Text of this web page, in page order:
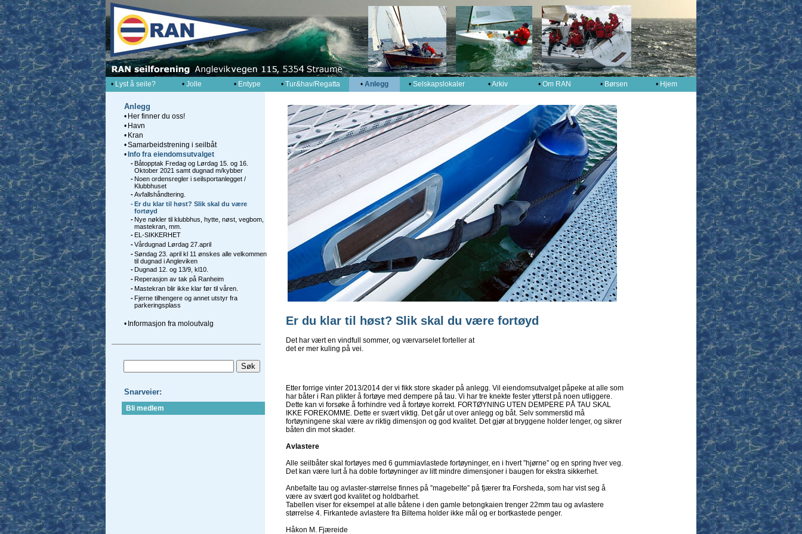
• Lyst å seile? • Jolle • Entype • Tur&hav/Regatta • Anlegg • Selskapslokaler •Arkiv • Om RAN •Børsen •Hjem
Anlegg
• Her finner du oss!
• Havn
• Kran
•Samarbeidstrening i seilbåt
• Info fra eiendomsutvalget
-Båtopptak Fredag og Lørdag 15. og 16.
Oktober 2021 samt dugnad m/kybber
-Noen ordensregler i seilsportanlegget /
Klubbhuset
-Avfallshåndtering.
-Er du klar til høst? Slik skal du være
fortøyd
-Nye nøkler til klubbhus, hytte, nøst, vegbom,
mastekran, mm.
-EL-SIKKERHET
-Vårdugnad Lørdag 27.april
-Søndag 23. april kl 11 ønskes alle velkommen
til dugnad i Angleviken
-Dugnad 12. og 13/9, kl10.
-Reperasjon av tak på Ranheim
-Mastekran blir ikke klar før til våren.
-Fjerne tilhengere og annet utstyr fra
parkeringsplass
• Informasjon fra moloutvalg
Snarveier:
Bli medlem
Er du klar til høst? Slik skal du være fortøyd
Det har vært en vindfull sommer, og værvarselet forteller at
det er mer kuling på vei.
Etter forrige vinter 2013/2014 der vi fikk store skader på anlegg. Vil eiendomsutvalget påpeke at alle som
har båter i Ran plikter å fortøye med dempere på tau. Vi har tre knekte fester ytterst på noen utliggere.
Dette kan vi forsøke å forhindre ved å fortøye korrekt. FORTØYNING UTEN DEMPERE PÅ TAU SKAL
IKKE FOREKOMME. Dette er svært viktig. Det går ut over anlegg og båt. Selv sommerstid må
fortøyningene skal være av riktig dimensjon og god kvalitet. Det gjør at bryggene holder lenger, og sikrer
båten din mot skader.
Avlastere
Alle seilbåter skal fortøyes med 6 gummiavlastede fortøyninger, en i hvert ”hjørne” og en spring hver veg.
Det kan være lurt å ha doble fortøyninger av litt mindre dimensjoner i baugen for ekstra sikkerhet.
Anbefalte tau og avlaster-størrelse finnes på ”magebelte” på fjærer fra Forsheda, som har vist seg å
være av svært god kvalitet og holdbarhet.
Tabellen viser for eksempel at alle båtene i den gamle betongkaien trenger 22mm tau og avlastere
størrelse 4. Firkantede avlastere fra Biltema holder ikke mål og er bortkastede penger.
Håkon M. Fjæreide